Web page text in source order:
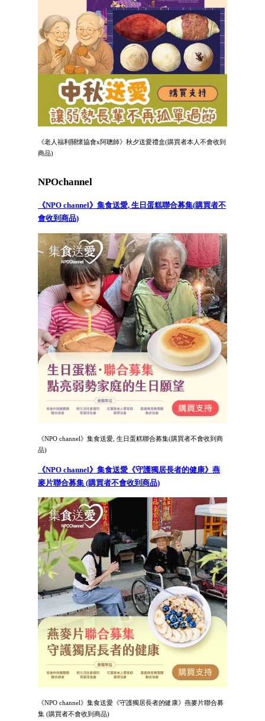
《老人福利關懷協會x阿聰師》秋夕送愛禮盒(購買者本人不會收到
商品)
NPOchannel
《NPO channel》集食送愛, 生日蛋糕聯合募集(購買者不
會收到商品)
《NPO channel》集食送愛, 生日蛋糕聯合募集(購買者不會收到商
品)
《NPO channel》集食送愛《守護獨居長者的健康》燕
麥片聯合募集 (購買者不會收到商品)
《NPO channel》集食送愛《守護獨居長者的健康》燕麥片聯合募
集 (購買者不會收到商品)